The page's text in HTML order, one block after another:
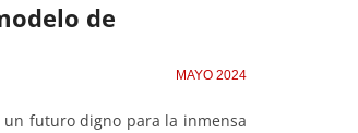
de
MAYO 2024
un futuro digno para la inmensa